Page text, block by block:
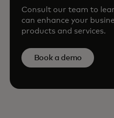
Consult our team to
can enhance your
products and services.
Book a demo